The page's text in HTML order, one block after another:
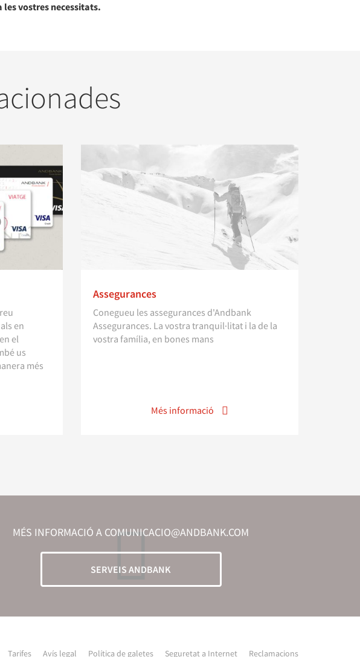
vostres necessitats.
en
el
us
més
Assegurances
Conegueu les assegurances d'Andbank
Assegurances. La vostra tranquil·litat i la de la
vostra família, en bones mans
Més informació
MÉS INFORMACIÓ A COMUNICACIO@ANDBANK.COM
SERVEIS ANDBANK
Tarifes Avís legal Política de galetes Seguretat a Internet Reclamacions